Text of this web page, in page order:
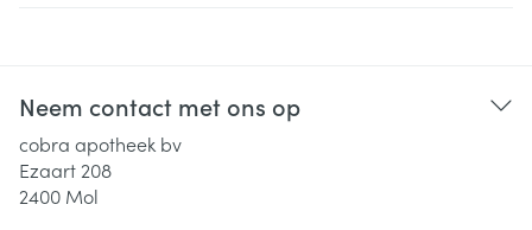
Neem contact met ons op
cobra apotheek bv
Ezaart 208
2400 Mol